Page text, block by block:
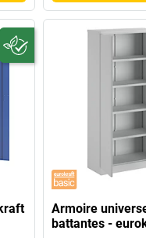
Armoire
battantes -